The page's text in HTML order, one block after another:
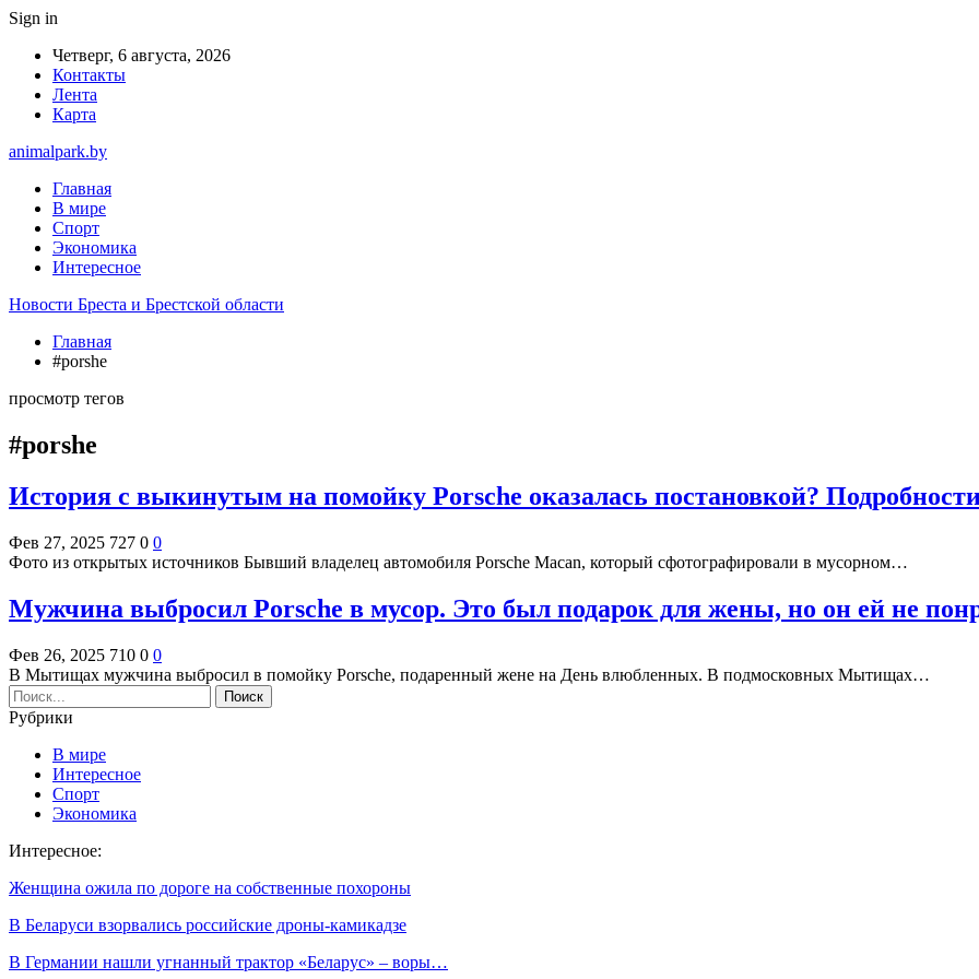
Sign in
Четверг, 6 августа, 2026
Контакты
Лента
Карта
animalpark.by
Главная
В мире
Спорт
Экономика
Интересное
Новости Бреста и Брестской области
Главная
#porshe
просмотр тегов
#porshe
История с выкинутым на помойку Porsche оказалась постановкой?
Фев 27, 2025 727 0 0
Фото из открытых источников Бывший владелец автомобиля Porsche Macan, который сфотографировали в мусорном…
Мужчина выбросил Porsche в мусор. Это был подарок для жены, но он ей не
Фев 26, 2025 710 0 0
В Мытищах мужчина выбросил в помойку Porsche, подаренный жене на День влюбленных. В подмосковных Мытищах…
Рубрики
В мире
Интересное
Спорт
Экономика
Интересное:
Женщина ожила по дороге на собственные похороны
В Беларуси взорвались российские дроны-камикадзе
В Германии нашли угнанный трактор «Беларус» – воры…